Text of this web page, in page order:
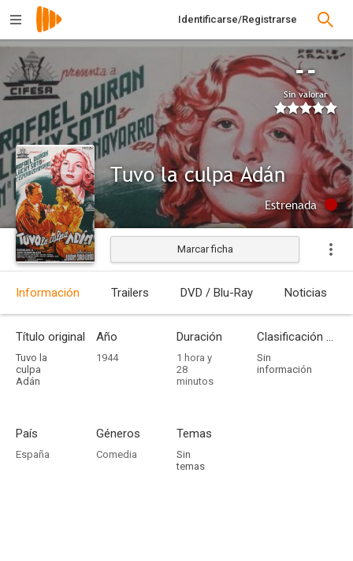
Identificarse/Registrarse
--
Sin valorar
Tuvo la culpa Adán
Estrenada
Marcar ficha
Información Trailers DVD / Blu-Ray Noticias
Título original
Tuvo la
culpa
Adán
Año
1944
Duración
1 hora y
28
minutos
Clasificación por edades
Sin
información
País
España
Géneros
Comedia
Temas
Sin
temas